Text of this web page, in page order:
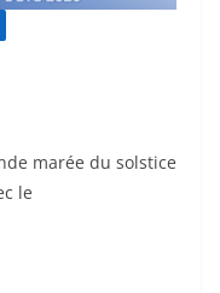
marée du solstice
le